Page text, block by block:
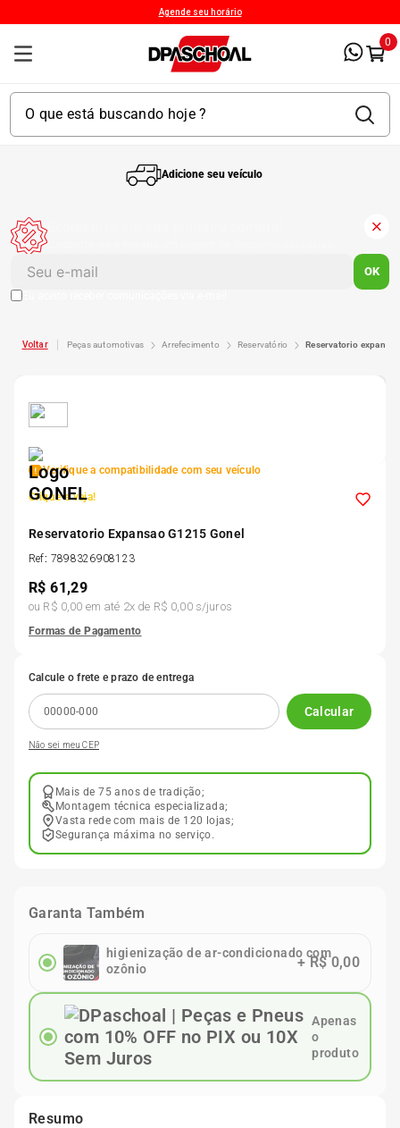
Agende seu horário
0
Adicione seu veículo
OK
peças automotivas arrefecimento reservatório reservatorio
Verifique a compatibilidade com seu veículo
Clique e veja!
Reservatorio Expansao G1215 Gonel
Ref: 7898326908123
R$61,29
ou R$ 0,00 em até 2x de R$ 0,00s/juros
Formas de Pagamento
Calcule o frete e prazo de entrega
Calcular
Não sei meu CEP
Mais de 75 anos de tradição;
Montagem técnica especializada;
Vasta rede com mais de 120 lojas;
Segurança máxima no serviço.
Garanta Também
higienização de ar-condicionado com
ozônio
+R$ 0,00
Apenas
o
produto
Resumo
2 º Kit Pneu
5º
6º
7º 185 60r15
8º 205 55r16
9º
10º 175 65 14